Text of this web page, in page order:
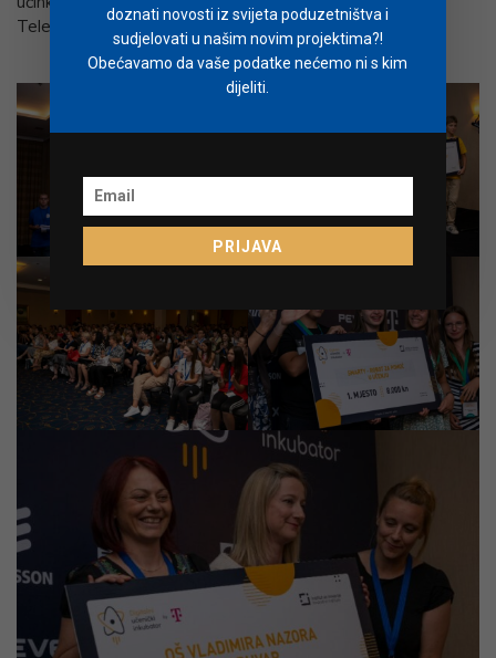
Telekomu.
doznati novosti iz svijeta poduzetništva i
sudjelovati u našim novim projektima?!
Obećavamo da vaše podatke nećemo ni s kim
dijeliti.
PRIJAVA